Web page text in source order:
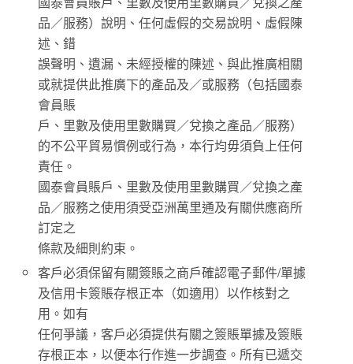
品／服務）說明、任何虛假的交易說明、虛假陳
述、錯
誤聲明、遺漏、未經授權的陳述、與此推廣相關
或就提供此推廣下的產品及／或服務（包括國泰
會員賬
戶、里數及使用里數購買／兌換之產品／服務）
的不公平貿易慣例或行為，本行均毋須負上任何
責任。
國泰會員賬戶、里數及使用里數購買／兌換之產
品／服務之使用須受亞洲萬里通及有關供應商所
訂定之
條款及細則約束。
客戶必須保留有關簽賬之商戶確認電子郵件/單據
及信用卡簽賬存根正本（如適用）以作核對之
用。如有
任何爭議，客戶必須提供有關之簽賬單據及簽賬
存根正本，以便本行作進一步調查。所有已遞交